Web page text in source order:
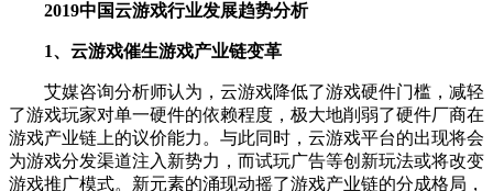
2019中国云游戏行业发展趋势分析
1、云游戏催生游戏产业链变革
艾媒咨询分析师认为，云游戏降低了游戏硬件门槛，减轻
了游戏玩家对单一硬件的依赖程度，极大地削弱了硬件厂商在
游戏产业链上的议价能力。与此同时，云游戏平台的出现将会
为游戏分发渠道注入新势力，而试玩广告等创新玩法或将改变
游戏推广模式。新元素的涌现动摇了游戏产业链的分成格局，